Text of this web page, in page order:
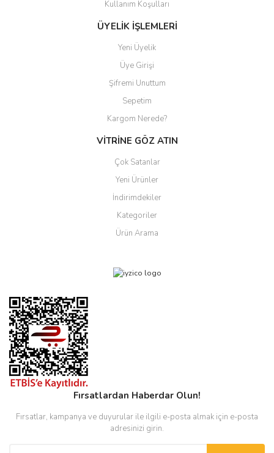
Kullanım Koşulları
ÜYELİK İŞLEMLERİ
Yeni Üyelik
Üye Girişi
Şifremi Unuttum
Sepetim
Kargom Nerede?
VİTRİNE GÖZ ATIN
Çok Satanlar
Yeni Ürünler
İndirimdekiler
Kategoriler
Ürün Arama
Fırsatlardan Haberdar Olun!
Fırsatlar, kampanya ve duyurular ile ilgili e-posta almak için e-posta
adresinizi girin.